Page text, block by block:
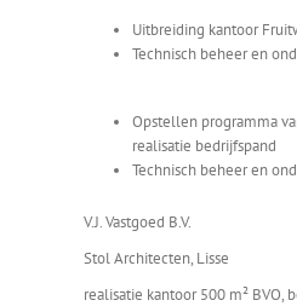
Uitbreiding kantoor
Technisch beheer en
Opstellen programma
realisatie bedrijfspand
Technisch beheer en
V.J. Vastgoed B.V.
Stol Architecten, Lisse
realisatie kantoor 500 m²